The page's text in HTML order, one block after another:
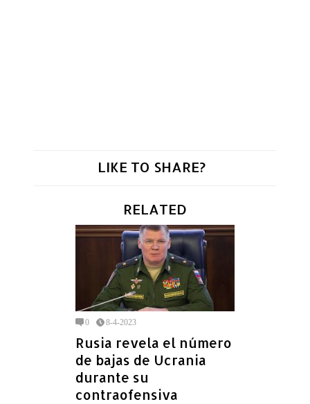
LIKE TO SHARE?
RELATED
0 8-4-2023
Rusia revela el número
de bajas de Ucrania
durante su
contraofensiva